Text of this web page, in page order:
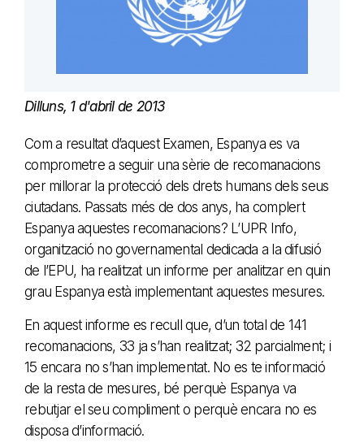
Dilluns, 1 d'abril de 2013
Com a resultat d’aquest Examen, Espanya es va
comprometre a seguir una sèrie de recomanacions
per millorar la protecció dels drets humans dels seus
ciutadans. Passats més de dos anys, ha complert
Espanya aquestes recomanacions? L’UPR Info,
organització no governamental dedicada a la difusió
de l’EPU, ha realitzat un informe per analitzar en quin
grau Espanya està implementant aquestes mesures.
En aquest informe es recull que, d’un total de 141
recomanacions, 33 ja s’han realitzat; 32 parcialment; i
15 encara no s’han implementat. No es te informació
de la resta de mesures, bé perquè Espanya va
rebutjar el seu compliment o perquè encara no es
disposa d’informació.